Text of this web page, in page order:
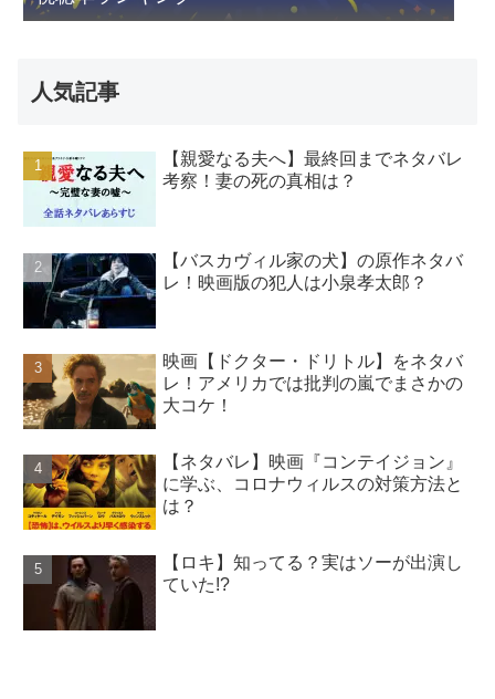
人気記事
【親愛なる夫へ】最終回までネタバレ
考察！妻の死の真相は？
【バスカヴィル家の犬】の原作ネタバ
レ！映画版の犯人は小泉孝太郎？
映画【ドクター・ドリトル】をネタバ
レ！アメリカでは批判の嵐でまさかの
大コケ！
【ネタバレ】映画『コンテイジョン』
に学ぶ、コロナウィルスの対策方法と
は？
【ロキ】知ってる？実はソーが出演し
ていた!?